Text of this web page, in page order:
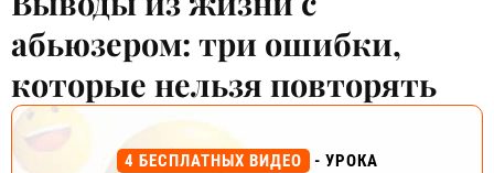
абьюзером: три ошибки,
которые нельзя повторять
4 БЕСПЛАТНЫХ ВИДЕО
- УРОКА